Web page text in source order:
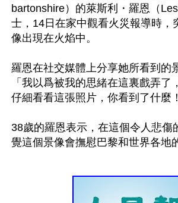
bartonshire）的萊斯利・羅恩（
士，14日在家中觀看火災報導時，
像出現在火焰中。
羅恩在社交媒體上分享她所看到的
「我以爲被我的思緒在這裏戲弄了
仔細看看這張照片，你看到了什麼
38歲的羅恩表示，在這個令人悲傷